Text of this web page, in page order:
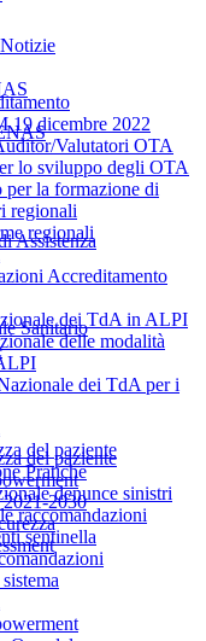
Assistenza
Sanitario
del paziente
2021-2030
19 dicembre 2022
Valutatori OTA
lo sviluppo degli OTA
la formazione di
regionali
regionali
Accreditamento
dei TdA in ALPI
delle modalità
dei TdA per i
del paziente
Pratiche
denunce sinistri
raccomandazioni
sentinella